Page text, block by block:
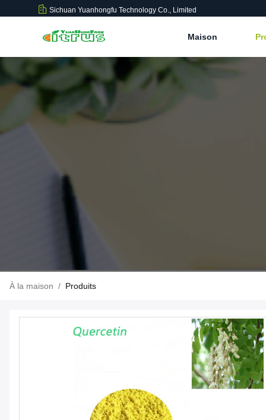
Sichuan Yuanhongfu Technology Co., Limited
Maison
À la maison / Produits